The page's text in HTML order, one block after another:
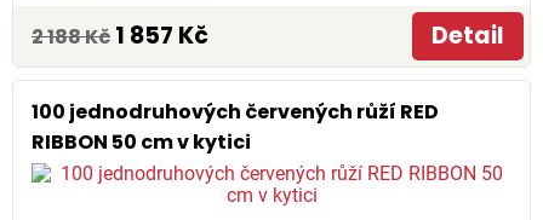
2 188 Kč 1 857 Kč Detail
100 jednodruhových červených růží RED
RIBBON 50 cm v kytici